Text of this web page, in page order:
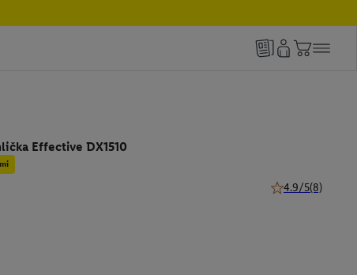
Effective DX1510
4.9/5(8)